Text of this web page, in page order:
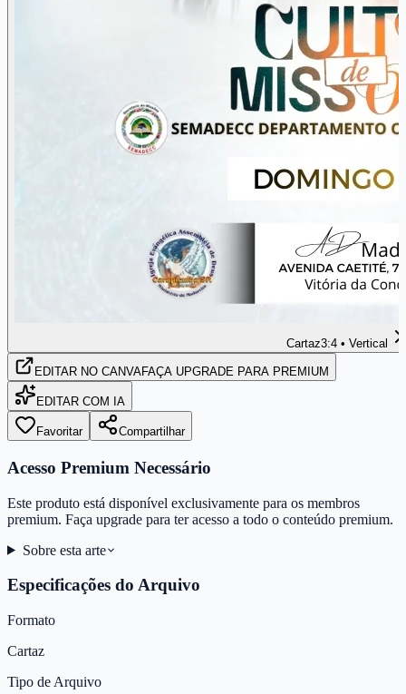
Cartaz3:4 • Vertical
EDITAR NO CANVAFAÇA UPGRADE PARA PREMIUM
EDITAR COM IA
Favoritar Compartilhar
Acesso Premium Necessário
Este produto está disponível exclusivamente para os membros
premium. Faça upgrade para ter acesso a todo o conteúdo premium.
Sobre esta arte
Especificações do Arquivo
Formato
Cartaz
Tipo de Arquivo